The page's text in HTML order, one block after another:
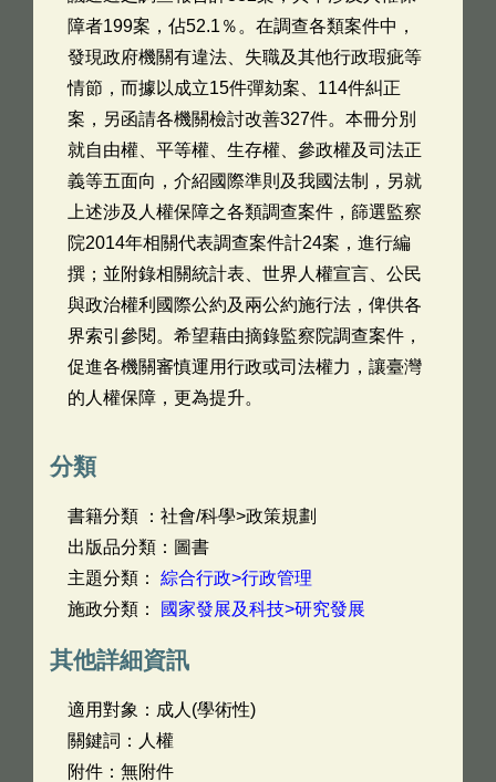
障者199案，佔52.1％。在調查各類案件中，
發現政府機關有違法、失職及其他行政瑕疵等
情節，而據以成立15件彈劾案、114件糾正
案，另函請各機關檢討改善327件。本冊分別
就自由權、平等權、生存權、參政權及司法正
義等五面向，介紹國際準則及我國法制，另就
上述涉及人權保障之各類調查案件，篩選監察
院2014年相關代表調查案件計24案，進行編
撰；並附錄相關統計表、世界人權宣言、公民
與政治權利國際公約及兩公約施行法，俾供各
界索引參閱。希望藉由摘錄監察院調查案件，
促進各機關審慎運用行政或司法權力，讓臺灣
的人權保障，更為提升。
分類
書籍分類 ：社會/科學>政策規劃
出版品分類：圖書
主題分類： 綜合行政>行政管理
施政分類：
國家發展及科技>研究發展
其他詳細資訊
適用對象：成人(學術性)
關鍵詞：人權
附件：無附件